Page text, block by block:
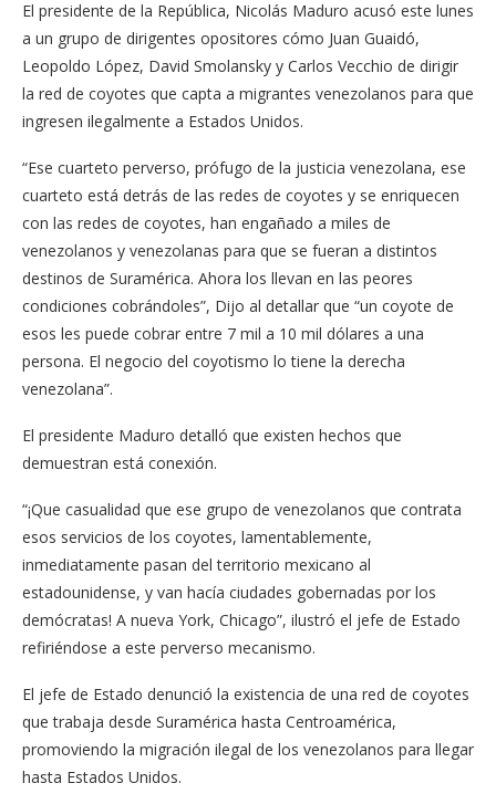
El presidente de la República, Nicolás Maduro acusó este lunes
a un grupo de dirigentes opositores cómo Juan Guaidó,
Leopoldo López, David Smolansky y Carlos Vecchio de dirigir
la red de coyotes que capta a migrantes venezolanos para que
ingresen ilegalmente a Estados Unidos.
“Ese cuarteto perverso, prófugo de la justicia venezolana, ese
cuarteto está detrás de las redes de coyotes y se enriquecen
con las redes de coyotes, han engañado a miles de
venezolanos y venezolanas para que se fueran a distintos
destinos de Suramérica. Ahora los llevan en las peores
condiciones cobrándoles”, Dijo al detallar que “un coyote de
esos les puede cobrar entre 7 mil a 10 mil dólares a una
persona. El negocio del coyotismo lo tiene la derecha
venezolana”.
El presidente Maduro detalló que existen hechos que
demuestran está conexión.
“¡Que casualidad que ese grupo de venezolanos que contrata
esos servicios de los coyotes, lamentablemente,
inmediatamente pasan del territorio mexicano al
estadounidense, y van hacía ciudades gobernadas por los
demócratas! A nueva York, Chicago”, ilustró el jefe de Estado
refiriéndose a este perverso mecanismo.
El jefe de Estado denunció la existencia de una red de coyotes
que trabaja desde Suramérica hasta Centroamérica,
promoviendo la migración ilegal de los venezolanos para llegar
hasta Estados Unidos.